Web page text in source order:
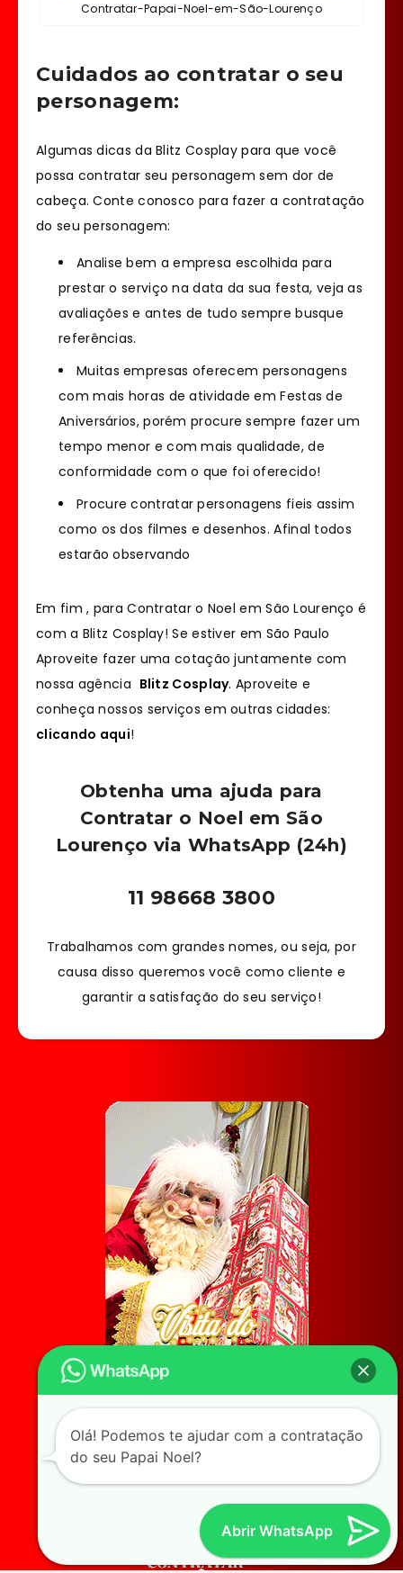
Contratar-Papai-Noel-em-São-Lourenço
Cuidados ao contratar o seu
personagem:
Algumas dicas da Blitz Cosplay para que você
possa contratar seu personagem sem dor de
cabeça. Conte conosco para fazer a contratação
do seu personagem:
Analise bem a empresa escolhida para
prestar o serviço na data da sua festa, veja as
avaliações e antes de tudo sempre busque
referências.
Muitas empresas oferecem personagens
com mais horas de atividade em Festas de
Aniversários, porém procure sempre fazer um
tempo menor e com mais qualidade, de
conformidade com o que foi oferecido!
Procure contratar personagens fieis assim
como os dos filmes e desenhos. Afinal todos
estarão observando
Em fim , para Contratar o Noel em São Lourenço é
com a Blitz Cosplay! Se estiver em São Paulo
Aproveite fazer uma cotação juntamente com
nossa agência Blitz Cosplay. Aproveite e
conheça nossos serviços em outras cidades:
clicando aqui!
Obtenha uma ajuda para
Contratar o Noel em São
Lourenço via WhatsApp (24h)
11 98668 3800
Trabalhamos com grandes nomes, ou seja, por
causa disso queremos você como cliente e
garantir a satisfação do seu serviço!
Abrir WhatsApp
Olá! Podemos te ajudar com a contratação
do seu Papai Noel?